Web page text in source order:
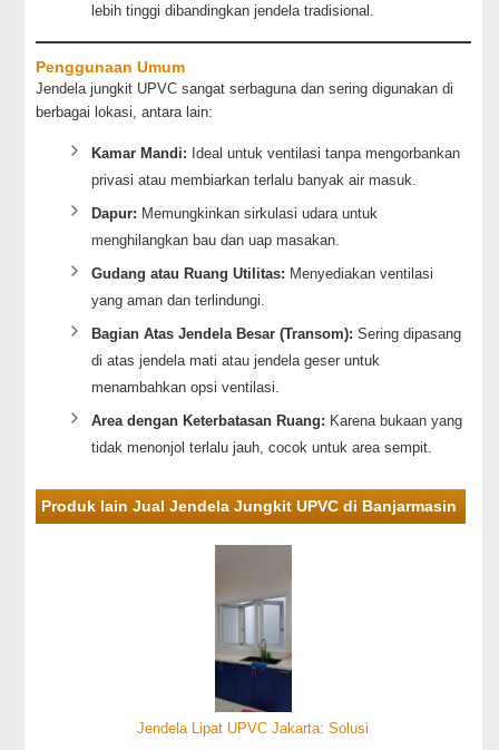
lebih tinggi dibandingkan jendela tradisional.
Penggunaan Umum
Jendela jungkit UPVC sangat serbaguna dan sering digunakan di
berbagai lokasi, antara lain:
Kamar Mandi: Ideal untuk ventilasi tanpa mengorbankan
privasi atau membiarkan terlalu banyak air masuk.
Dapur: Memungkinkan sirkulasi udara untuk
menghilangkan bau dan uap masakan.
Gudang atau Ruang Utilitas: Menyediakan ventilasi
yang aman dan terlindungi.
Bagian Atas Jendela Besar (Transom): Sering dipasang
di atas jendela mati atau jendela geser untuk
menambahkan opsi ventilasi.
Area dengan Keterbatasan Ruang: Karena bukaan yang
tidak menonjol terlalu jauh, cocok untuk area sempit.
Produk lain Jual Jendela Jungkit UPVC di Banjarmasin
Jendela Lipat UPVC Jakarta: Solusi